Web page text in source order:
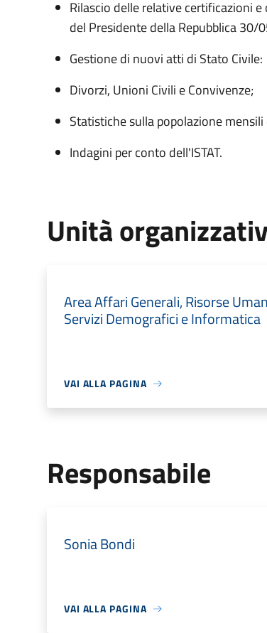
Rilascio delle relative certificazioni
del Presidente della Repubblica 30/
Gestione di nuovi atti di Stato Civile:
Divorzi, Unioni Civili e Convivenze;
Statistiche sulla popolazione
Indagini per conto dell'ISTAT.
Unità
Area Affari Generali, Risorse
Servizi Demografici e Informatica
VAI ALLA PAGINA
Responsabile
Sonia Bondi
VAI ALLA PAGINA